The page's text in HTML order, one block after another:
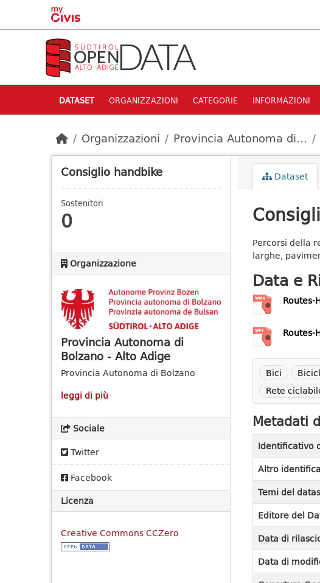
Skip to main content
DATASET ORGANIZZAZIONI CATEGORIE INFORMAZIONI
Organizzazioni Provincia Autonoma di...
Consiglio handbike
Sostenitori
0
Organizzazione
Provincia Autonoma di
Bolzano - Alto Adige
Provincia Autonoma di Bolzano
leggi di più
Sociale
Twitter
Facebook
Licenza
Creative Commons CCZero
Dataset
Percorsi della
larghe,
Data e
Routes-
Routes-
Bici
Rete
Metadati
Identificativo
Altro
Temi del
Editore del
Data di
Data di